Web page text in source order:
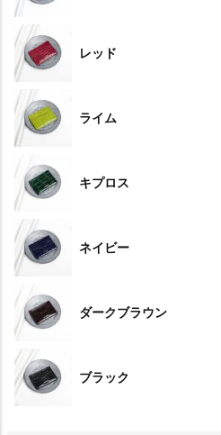
レッド
ライム
キプロス
ネイビー
ダークブラウン
ブラック